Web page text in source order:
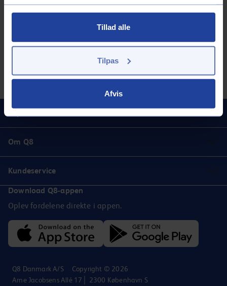
Tillad alle
Tilpas
Afvis
Inkluderede services
GoEasy 98 Extra (E5)
GoEasy Diesel
Inkluderede services
Om Q8
Kundeservice
Download Q8-appen
Oplev fordelene direkte i appen.
Q8 Danmark A/S
Copyright © 2026
Arne Jacobsens Allé 17│ 2300 København S